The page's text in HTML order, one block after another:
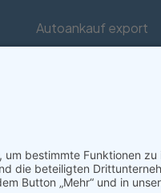
Autoankauf export